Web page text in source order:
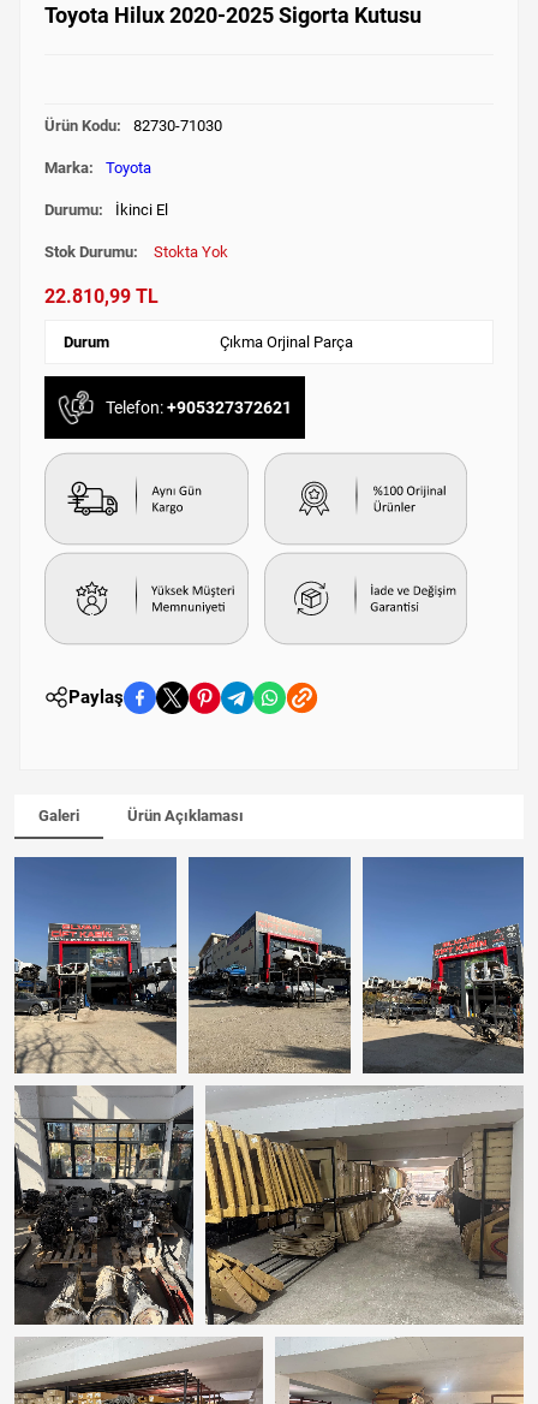
Toyota Hilux 2020-2025 Sigorta Kutusu
Ürün Kodu: 82730-71030
Marka: Toyota
Durumu: İkinci El
Stok Durumu: Stokta Yok
22.810,99 TL
Durum Çıkma Orjinal Parça
Telefon:+905327372621
Paylaş
Galeri Ürün Açıklaması